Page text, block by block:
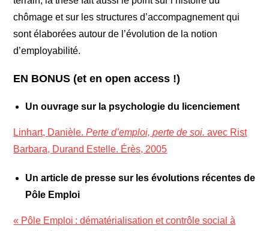
chômage et sur les structures d’accompagnement qui
sont élaborées autour de l’évolution de la notion
d’employabilité.
EN BONUS (et en open access !)
Un ouvrage sur la psychologie du licenciement
Linhart, Danièle.Perte d’emploi, perte de soi.avec Rist
Barbara, Durand Estelle. Érès, 2005
Un article de presse sur les évolutions récentes de
Pôle Emploi
« Pôle Emploi : dématérialisation et contrôle social à